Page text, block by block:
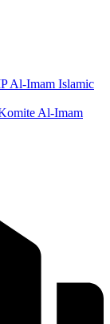
Al-Imam Islamic
Al-Imam